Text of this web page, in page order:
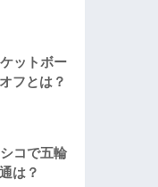
ットボー
フとは？
コで五輪
は？